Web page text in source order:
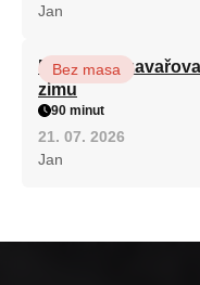
Jan
Babiččino
zimu
Bez masa
90 minut
21. 07. 2026
Jan